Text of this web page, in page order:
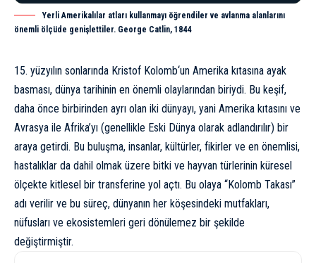
Yerli Amerikalılar atları kullanmayı öğrendiler ve avlanma alanlarını
önemli ölçüde genişlettiler. George Catlin, 1844
15. yüzyılın sonlarında Kristof Kolomb‘un Amerika kıtasına ayak
basması, dünya tarihinin en önemli olaylarından biriydi. Bu keşif,
daha önce birbirinden ayrı olan iki dünyayı, yani Amerika kıtasını ve
Avrasya ile Afrika’yı (genellikle Eski Dünya olarak adlandırılır) bir
araya getirdi. Bu buluşma, insanlar, kültürler, fikirler ve en önemlisi,
hastalıklar da dahil olmak üzere bitki ve hayvan türlerinin küresel
ölçekte kitlesel bir transferine yol açtı. Bu olaya “Kolomb Takası”
adı verilir ve bu süreç, dünyanın her köşesindeki mutfakları,
nüfusları ve ekosistemleri geri dönülemez bir şekilde
değiştirmiştir.